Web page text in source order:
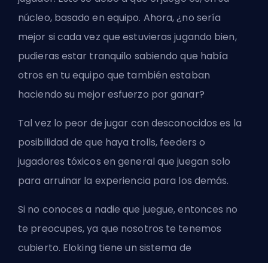
núcleo, basado en equipo. Ahora, ¿no sería
mejor si cada vez que estuvieras jugando bien,
pudieras estar tranquilo sabiendo que había
otros en tu equipo que también estaban
haciendo su mejor esfuerzo por ganar?
Tal vez lo peor de jugar con desconocidos es la
posibilidad de que haya trolls, feeders o
jugadores tóxicos en general que juegan solo
para arruinar la experiencia para los demás.
Si no conoces a nadie que juegue, entonces no
te preocupes, ya que nosotros te tenemos
cubierto. Eloking tiene un sistema de